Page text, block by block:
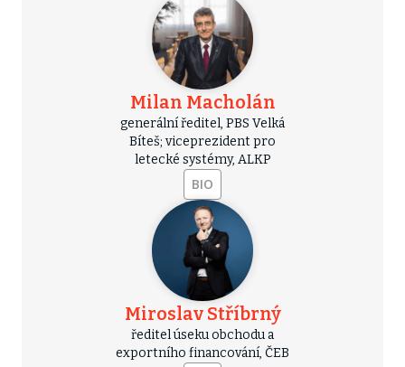
Milan Macholán
generální ředitel, PBS Velká
Bíteš; viceprezident pro
letecké systémy, ALKP
BIO
Miroslav Stříbrný
ředitel úseku obchodu a
exportního financování, ČEB